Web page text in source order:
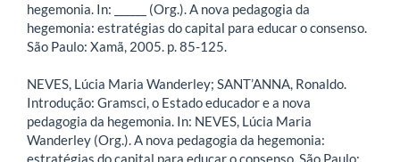
hegemonia. In: ______ (Org.). A nova pedagogia da
hegemonia: estratégias do capital para educar o consenso.
São Paulo: Xamã, 2005. p. 85-125.
NEVES, Lúcia Maria Wanderley; SANT’ANNA, Ronaldo.
Introdução: Gramsci, o Estado educador e a nova
pedagogia da hegemonia. In: NEVES, Lúcia Maria
Wanderley (Org.). A nova pedagogia da hegemonia:
estratégias do capital para educar o consenso. São Paulo: